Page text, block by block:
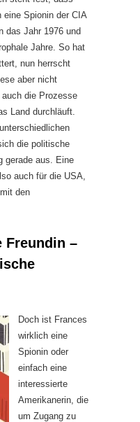
eine Spionin der CIA
das Jahr 1976 und
Jahre. So hat
nun herrscht
aber nicht
die Prozesse
Land durchläuft.
die politische
gerade aus. Eine
auch für die USA,
den
Freundin –
Doch ist Frances
wirklich eine
Spionin oder
einfach eine
interessierte
Amerikanerin, die
um Zugang zu